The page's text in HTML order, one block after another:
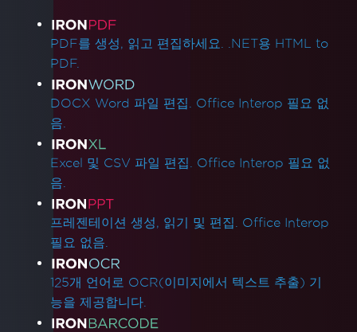
제품 링크
PDF를 생성, 읽고 편집하세요. .NET용 HTML to
PDF.
DOCX Word 파일 편집. Office Interop 필요 없
음.
Excel 및 CSV 파일 편집. Office Interop 필요 없
음.
프레젠테이션 생성, 읽기 및 편집. Office Interop
필요 없음.
125개 언어로 OCR(이미지에서 텍스트 추출) 기
능을 제공합니다.